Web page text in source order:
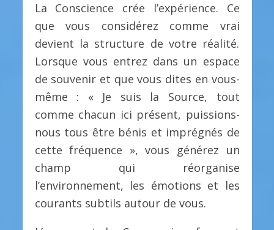
La Conscience crée l’expérience. Ce
que vous considérez comme vrai
devient la structure de votre réalité.
Lorsque vous entrez dans un espace
de souvenir et que vous dites en vous-
même : « Je suis la Source, tout
comme chacun ici présent, puissions-
nous tous être bénis et imprégnés de
cette fréquence », vous générez un
champ qui réorganise
l’environnement, les émotions et les
courants subtils autour de vous.